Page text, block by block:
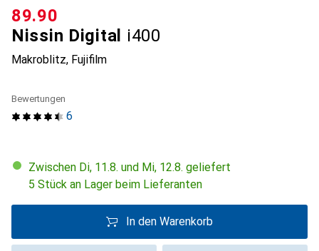
Nissin Digital i400
Makroblitz, Fujifilm
CHF
89.90
6
Bewertungen
Zwischen Di, 11.8. und Mi, 12.8. geliefert
5 Stück an Lager beim Lieferanten
In den Warenkorb